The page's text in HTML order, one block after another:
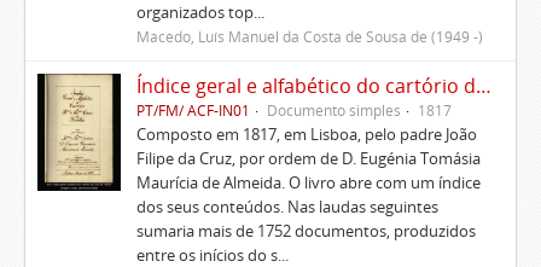
organizados top...
Macedo, Luís Manuel da Costa de Sousa de (1949 -)
Índice geral e alfabético do cartório da Casa de Ficalho
PT/FM/ ACF-IN01 Documento simples 1817
Composto em 1817, em Lisboa, pelo padre João
Filipe da Cruz, por ordem de D. Eugénia Tomásia
Maurícia de Almeida. O livro abre com um índice
dos seus conteúdos. Nas laudas seguintes
sumaria mais de 1752 documentos, produzidos
entre os inícios do s...